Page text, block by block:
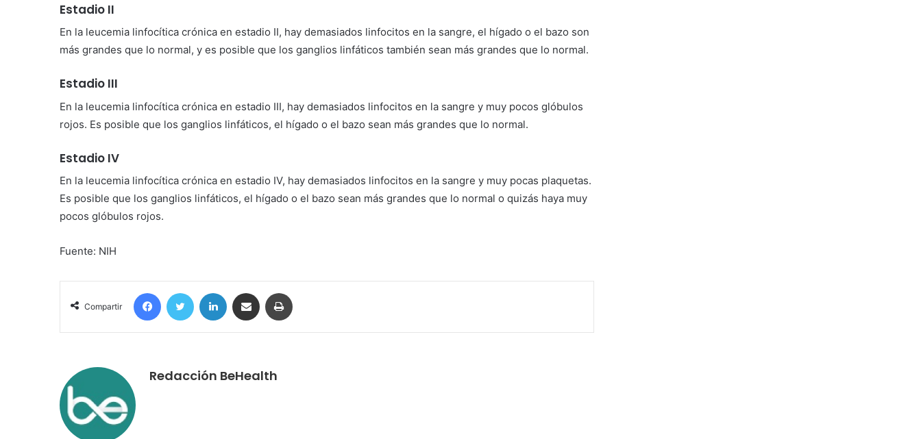
Estadio II
En la leucemia linfocítica crónica en estadio II, hay demasiados linfocitos en la sangre, el hígado o el bazo son
más grandes que lo normal, y es posible que los ganglios linfáticos también sean más grandes que lo normal.
Estadio III
En la leucemia linfocítica crónica en estadio III, hay demasiados linfocitos en la sangre y muy pocos glóbulos
rojos. Es posible que los ganglios linfáticos, el hígado o el bazo sean más grandes que lo normal.
Estadio IV
En la leucemia linfocítica crónica en estadio IV, hay demasiados linfocitos en la sangre y muy pocas plaquetas.
Es posible que los ganglios linfáticos, el hígado o el bazo sean más grandes que lo normal o quizás haya muy
pocos glóbulos rojos.
Fuente: NIH
Compartir
FacebookTwitter LinkedIn Compartir por correo electrónico
Redacción BeHealth